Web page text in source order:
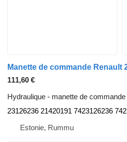
111,60 €
Hydraulique - manette de commande
23126236 21420191 7423126236
Estonie, Rummu